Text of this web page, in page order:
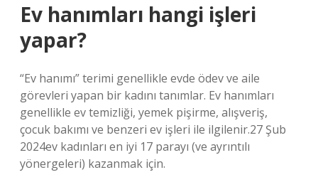
Ev hanımları hangi işleri
yapar?
“Ev hanımı” terimi genellikle evde ödev ve aile
görevleri yapan bir kadını tanımlar. Ev hanımları
genellikle ev temizliği, yemek pişirme, alışveriş,
çocuk bakımı ve benzeri ev işleri ile ilgilenir.27 Şub
2024ev kadınları en iyi 17 parayı (ve ayrıntılı
yönergeleri) kazanmak için.